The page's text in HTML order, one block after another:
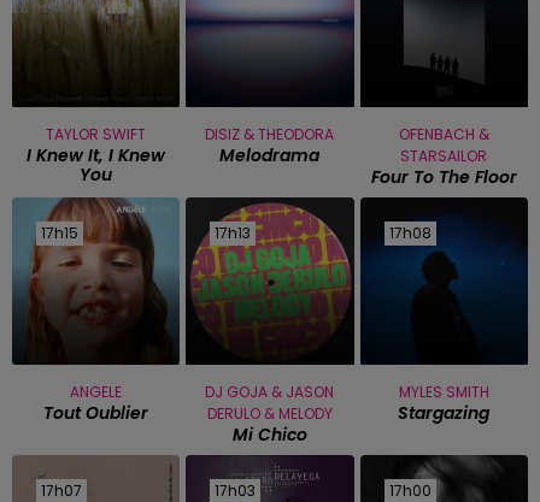
TAYLOR SWIFT
I Knew It, I Knew
You
DISIZ & THEODORA
Melodrama
OFENBACH &
STARSAILOR
Four To The Floor
17h15
17h15
ANGELE
Tout Oublier
17h13
17h13
DJ GOJA & JASON
DERULO & MELODY
Mi Chico
17h08
17h08
MYLES SMITH
Stargazing
17h07
17h07 17h03
17h03 17h00
17h00